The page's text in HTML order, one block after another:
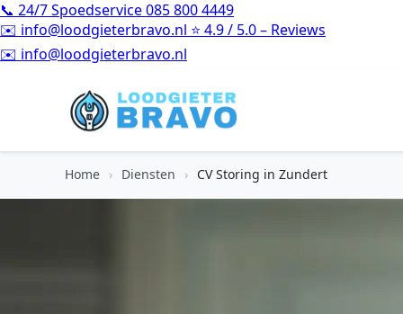
📞 24/7 Spoedservice085 800 4449
✉️ info@loodgieterbravo.nl ⭐ 4.9 / 5.0 – Reviews
⭐4.9 / 5.0 – Reviews
Home › Diensten › CV Storing in Zundert